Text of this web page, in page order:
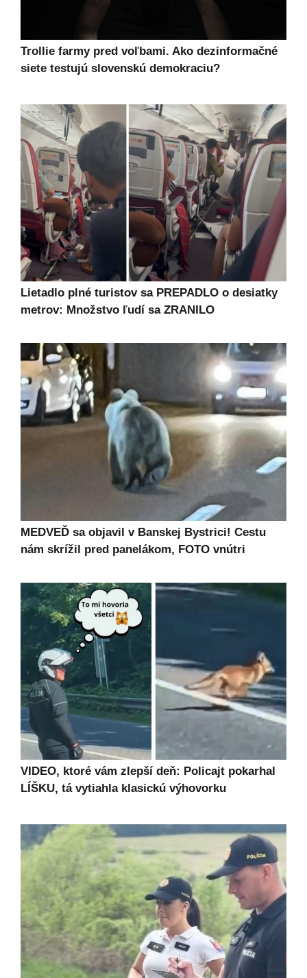
Trollie farmy pred voľbami. Ako dezinformačné
siete testujú slovenskú demokraciu?
Lietadlo plné turistov sa PREPADLO o desiatky
metrov: Množstvo ľudí sa ZRANILO
MEDVEĎ sa objavil v Banskej Bystrici! Cestu
nám skrížil pred panelákom, FOTO vnútri
VIDEO, ktoré vám zlepší deň: Policajt pokarhal
LÍŠKU, tá vytiahla klasickú výhovorku